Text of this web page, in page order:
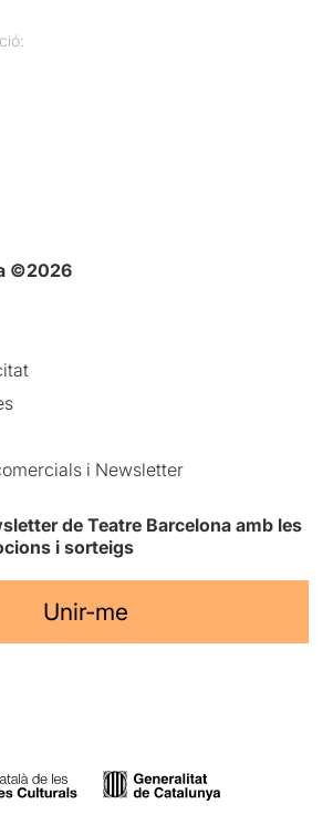
©2026
i Newsletter
de Teatre Barcelona amb les
i sorteigs
Unir-me